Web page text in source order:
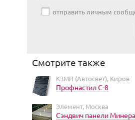
отправить личным
Смотрите также
КЗМП (Автосвет), Киров
Профнастил С-8
Элемент, Москва
Сэндвич панели